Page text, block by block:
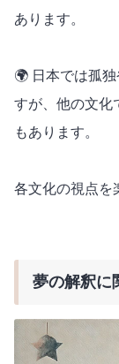
あります。
🌍 日本では孤
すが、他の文化
もあります。
各文化の視点を
夢の解釈に